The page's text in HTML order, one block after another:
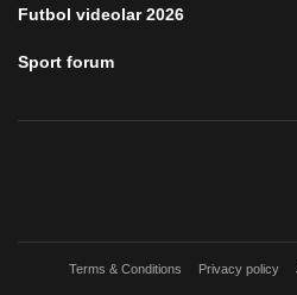
Futbol videolar 2026
Sport forum
Terms & Conditions Privacy policy